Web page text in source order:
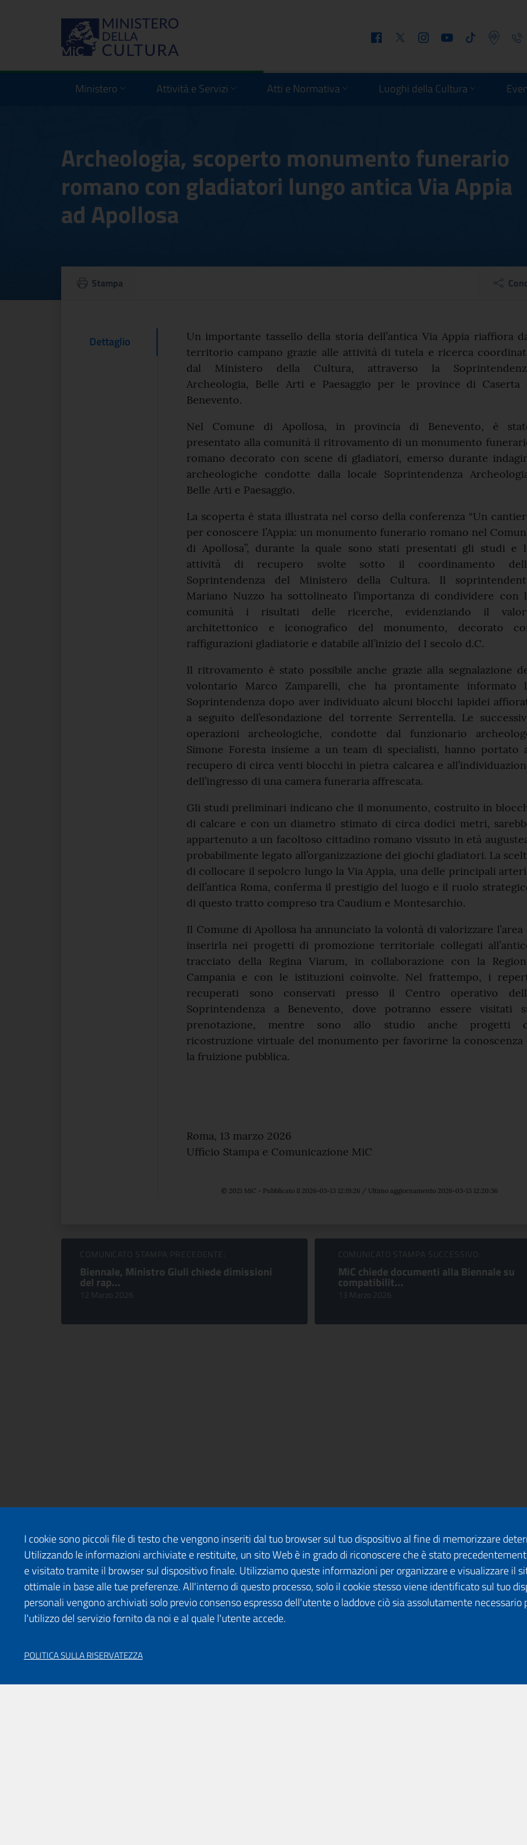
FacebookTwitter InstagramYoutube Tiktok Podcast Telefono
Ministero Attività e Servizi Atti e Normativa Luoghi della Cultura
Archeologia, scoperto monumento funerario
romano con gladiatori lungo antica Via Appia
ad Apollosa
Archeologia, scoperto monumento
Stampa
Contenuto Del
Dettaglio Testo del comunicato
Un importante tassello della storia dell’antica Via Appia riaffiora
territorio campano grazie alle attività di tutela e ricerca
dal Ministero della Cultura, attraverso la
Archeologia, Belle Arti e Paesaggio per le province di Caserta
Benevento.
Nel Comune di Apollosa, in provincia di Benevento, è
presentato alla comunità il ritrovamento di un monumento
romano decorato con scene di gladiatori, emerso durante
archeologiche condotte dalla locale Soprintendenza
Belle Arti e Paesaggio.
La scoperta è stata illustrata nel corso della conferenza “Un
per conoscere l’Appia: un monumento funerario romano nel
di Apollosa”, durante la quale sono stati presentati gli studi e
attività di recupero svolte sotto il coordinamento
Soprintendenza del Ministero della Cultura. Il
Mariano Nuzzo ha sottolineato l’importanza di condividere con
comunità i risultati delle ricerche, evidenziando il
architettonico e iconografico del monumento, decorato
raffigurazioni gladiatorie e databile all’inizio del I secolo d.C.
Il ritrovamento è stato possibile anche grazie alla segnalazione
volontario Marco Zamparelli, che ha prontamente informato
Soprintendenza dopo aver individuato alcuni blocchi lapidei
a seguito dell’esondazione del torrente Serrentella. Le
operazioni archeologiche, condotte dal funzionario
Simone Foresta insieme a un team di specialisti, hanno portato
recupero di circa venti blocchi in pietra calcarea e
dell’ingresso di una camera funeraria affrescata.
Gli studi preliminari indicano che il monumento, costruito in
di calcare e con un diametro stimato di circa dodici metri,
appartenuto a un facoltoso cittadino romano vissuto in età
probabilmente legato all’organizzazione dei giochi gladiatori. La
di collocare il sepolcro lungo la Via Appia, una delle principali
dell’antica Roma, conferma il prestigio del luogo e il ruolo
di questo tratto compreso tra Caudium e Montesarchio.
Il Comune di Apollosa ha annunciato la volontà di valorizzare l’area
inserirla nei progetti di promozione territoriale collegati
tracciato della Regina Viarum, in collaborazione con la
Campania e con le istituzioni coinvolte. Nel frattempo, i
recuperati sono conservati presso il Centro operativo
Soprintendenza a Benevento, dove potranno essere visitati
prenotazione, mentre sono allo studio anche progetti
ricostruzione virtuale del monumento per favorirne la conoscenza
la fruizione pubblica.
Roma, 13 marzo 2026
Ufficio Stampa e Comunicazione MiC
© 2021 MiC - Pubblicato il 2026-03-13 12:19:26 / Ultimo aggiornamento 2026-03-13 12:20:36
Sfoglia comunicati
COMUNICATO STAMPA PRECEDENTE:
Biennale, Ministro Giuli chiede dimissioni
del rap...
12 Marzo 2026
COMUNICATO STAMPA SUCCESSIVO:
MiC chiede documenti alla Biennale su
compatibilit...
13 Marzo 2026
I cookie sono piccoli file di testo che vengono inseriti dal tuo browser sul tuo dispositivo al fine di memorizzare
Utilizzando le informazioni archiviate e restituite, un sito Web è in grado di riconoscere che è stato
e visitato tramite il browser sul dispositivo finale. Utilizziamo queste informazioni per organizzare e visualizzare il
ottimale in base alle tue preferenze. All'interno di questo processo, solo il cookie stesso viene identificato sul tuo
personali vengono archiviati solo previo consenso espresso dell'utente o laddove ciò sia assolutamente necessario
l'utilizzo del servizio fornito da noi e al quale l'utente accede.
POLITICA SULLA RISERVATEZZA